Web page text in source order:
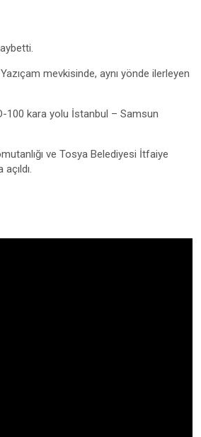
mevkisinde, aynı yönde ilerleyen
100 kara yolu İstanbul – Samsun
ve Tosya Belediyesi İtfaiye